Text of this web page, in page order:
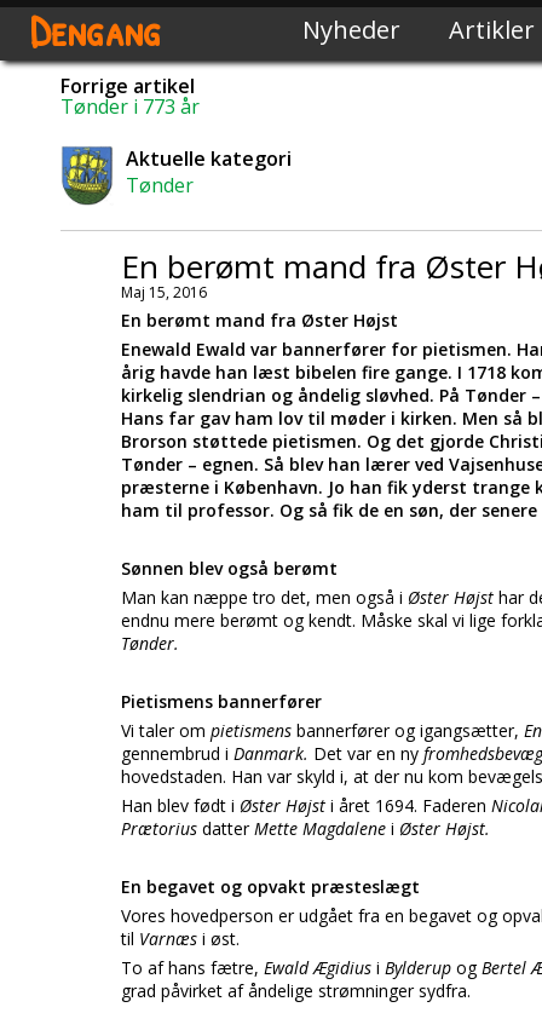
Dengang Nyheder Artikler
Forrige artikel
Tønder i 773 år
Aktuelle kategori
Tønder
En berømt mand fra Øster
Maj 15, 2016
En berømt mand fra Øster Højst
Enewald Ewald var bannerfører for pietismen.
årig havde han læst bibelen fire gange. I 1718
kirkelig slendrian og åndelig sløvhed. På
Hans far gav ham lov til møder i kirken. Men så
Brorson støttede pietismen. Og det gjorde
Tønder – egnen. Så blev han lærer ved
præsterne i København. Jo han fik yderst
ham til professor. Og så fik de en søn, der
Sønnen blev også berømt
Man kan næppe tro det, men også i Øster Højst har
endnu mere berømt og kendt. Måske skal vi lige
Tønder.
Pietismens bannerfører
Vi taler om pietismens bannerfører og igangsætter,
gennembrud i Danmark. Det var en ny
hovedstaden. Han var skyld i, at der nu kom
Han blev født i Øster Højst i året 1694. Faderen
Prætorius datterMette Magdalene i Øster Højst.
En begavet og opvakt præsteslægt
Vores hovedperson er udgået fra en begavet og
til Varnæs i øst.
To af hans fætre, Ewald Ægidius i Bylderup ogBertel
grad påvirket af åndelige strømninger sydfra.